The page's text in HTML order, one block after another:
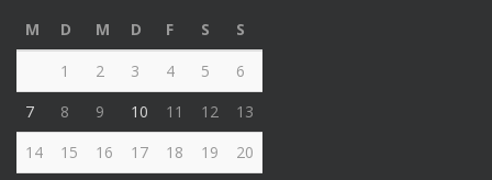
M
D M D F S
S
1
2 3 4 5
6
7
8 9 10 11 12
13
14
15 16 17 18 19
20